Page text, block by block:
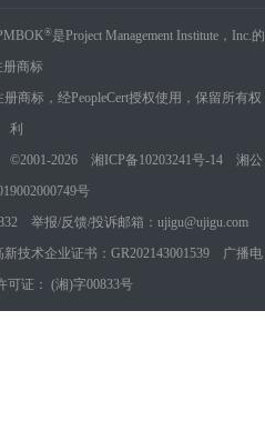
®是Project Management Institute，Inc.的
册商标
册商标，经PeopleCert授权使用，保留所有权
利
©2001-2026 湘ICP备10203241号-14
湘公
号
举报/反馈/投诉邮箱：ujigu@ujigu.com
技术企业证书：GR202143001539 广播电
可证： (湘)字00833号